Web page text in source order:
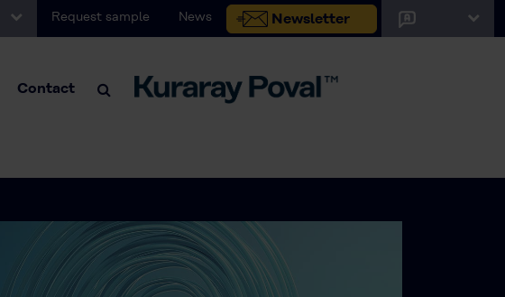
Request sample News Newsletter
Contact